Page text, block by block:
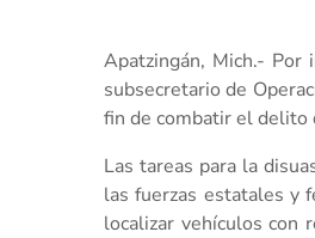
Apatzingán, Mich.- Por
subsecretario de
fin de combatir el delito
Las tareas para la
las fuerzas estatales y
localizar vehículos con